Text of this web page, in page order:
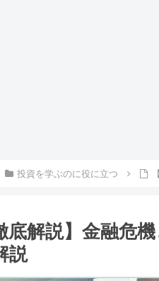
投資を学ぶのに役に立つ
底解説】金融危
説